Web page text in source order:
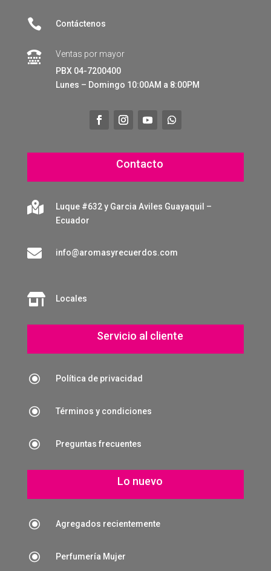
 Contáctenos

Ventas por mayor
PBX 04-7200400
Lunes – Domingo 10:00AM a 8:00PM
Contacto

Luque #632 y Garcia Aviles Guayaquil –
Ecuador
 info@aromasyrecuerdos.com
 Locales
Servicio al cliente
\ Política de privacidad
\ Términos y condiciones
\ Preguntas frecuentes
Lo nuevo
\ Agregados recientemente
\ Perfumería Mujer